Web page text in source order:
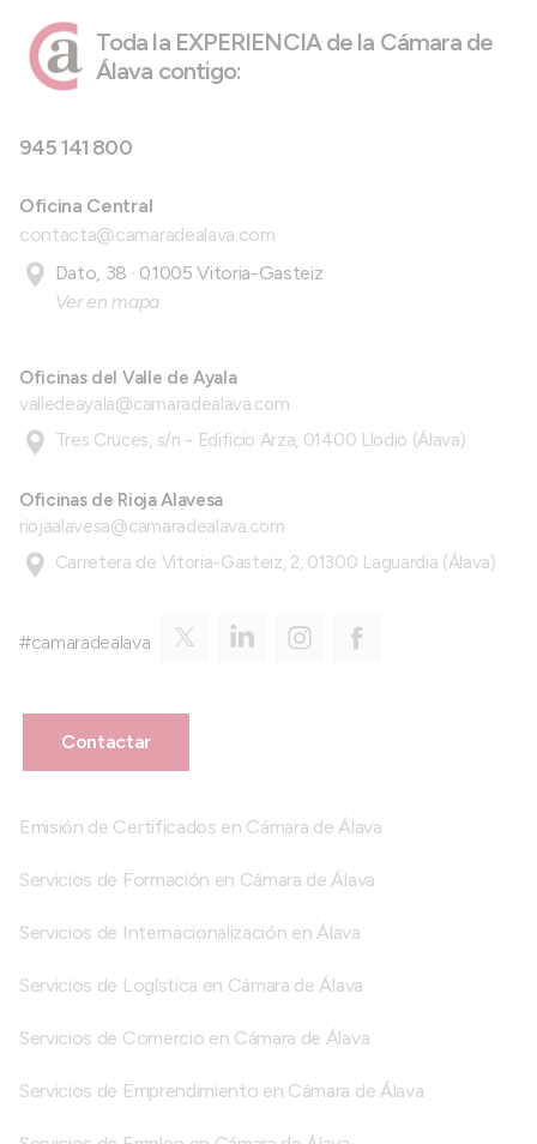
Toda la EXPERIENCIA de la Cámara de
Álava contigo:
945 141 800
Oficina Central
contacta@camaradealava.com
Dato, 38 · 01005 Vitoria-Gasteiz
Ver en mapa
Oficinas del Valle de Ayala
valledeayala@camaradealava.com
Tres Cruces, s/n - Edificio Arza, 01400 Llodio (Álava)
Oficinas de Rioja Alavesa
riojaalavesa@camaradealava.com
Carretera de Vitoria-Gasteiz, 2, 01300 Laguardia (Álava)
#camaradealava
Contactar
Emisión de Certificados en Cámara de Álava
Servicios de Formación en Cámara de Álava
Servicios de Internacionalización en Álava
Servicios de Logística en Cámara de Álava
Servicios de Comercio en Cámara de Álava
Servicios de Emprendimiento en Cámara de Álava